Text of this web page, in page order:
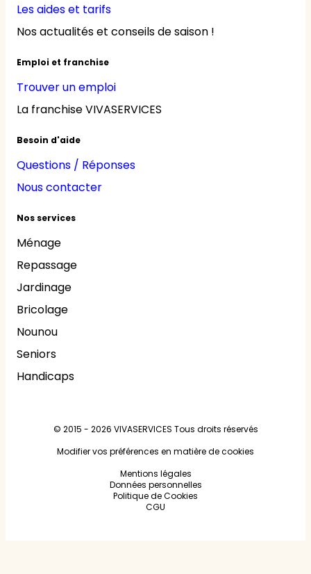
Les aides et tarifs
Nos actualités et conseils de saison !
Emploi et franchise
Trouver un emploi
La franchise VIVASERVICES
Besoin d'aide
Questions / Réponses
Nous contacter
Nos services
Ménage
Repassage
Jardinage
Bricolage
Nounou
Seniors
Handicaps
© 2015 - 2026 VIVASERVICES Tous droits réservés
Modifier vos préférences en matière de cookies
Mentions légales
Données personnelles
Politique de Cookies
CGU